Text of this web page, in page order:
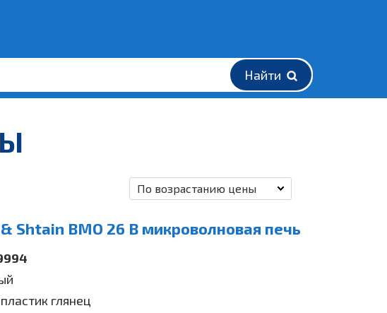
Найти
По возрастанию цены
Shtain BMO 26 B микроволновая печь
пластик глянец